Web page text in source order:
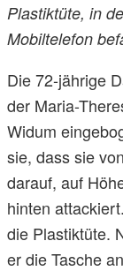
Plastiktüte, in
Mobiltelefon
Die 72-jährige
der Maria-
Widum
sie, dass sie
darauf, auf
hinten
die Plastiktüte.
er die Tasche